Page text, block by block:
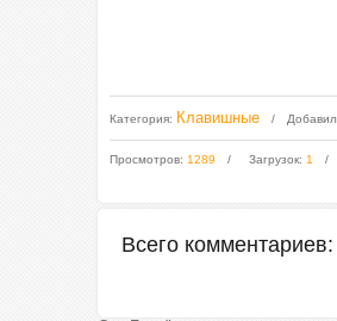
Категория: Клавишные Добавил
Просмотров: 1289 Загрузок: 1
Всего комментариев: